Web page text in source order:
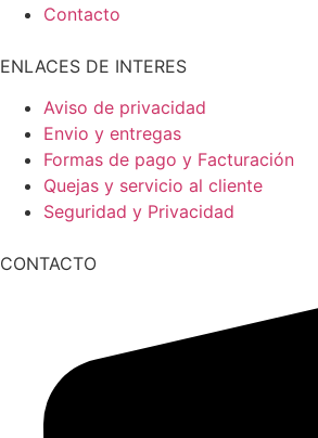
Contacto
ENLACES DE INTERES
Aviso de privacidad
Envio y entregas
Formas de pago y Facturación
Quejas y servicio al cliente
Seguridad y Privacidad
CONTACTO